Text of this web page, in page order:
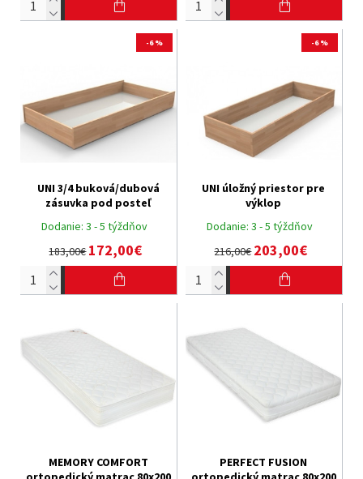
-6 %
Dodanie: 3 - 5 týždňov
UNI 3/4 buková/dubová
zásuvka pod posteľ
183,00€172,00€
-6 %
Dodanie: 3 - 5 týždňov
UNI úložný priestor pre
výklop
216,00€203,00€
MEMORY COMFORT
PERFECT FUSION